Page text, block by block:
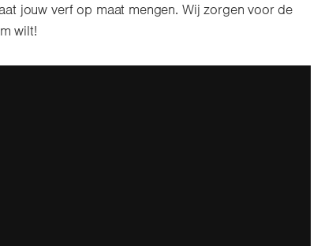
jouw verf op maat mengen. Wij zorgen voor de
wilt!